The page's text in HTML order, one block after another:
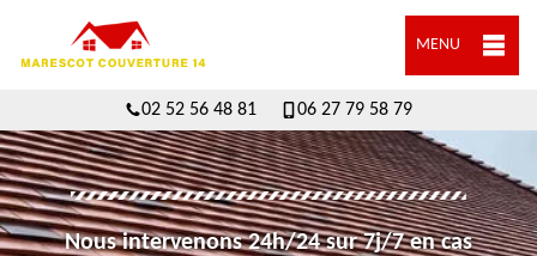
MENU
02 52 56 48 81 06 27 79 58 79
Nous intervenons 24h/24 sur 7j/7 en cas